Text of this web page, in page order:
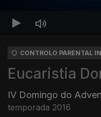
CONTROLO PARENTAL
Eucaristia
IV Domingo do
temporada 2016